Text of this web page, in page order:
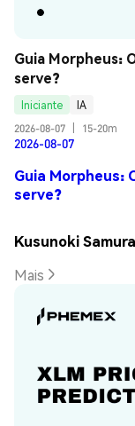
Guia Morpheus:
serve?
Iniciante
IA
2026-08-07
15-20m
2026-08-07
Guia Morpheus:
serve?
Kusunoki
Mais